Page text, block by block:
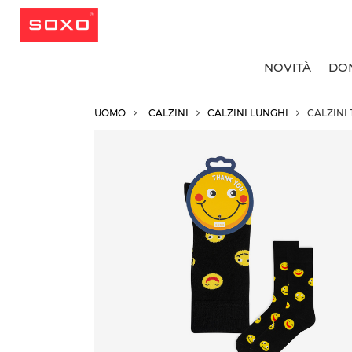
NOVITÀ
UOMO CALZINI CALZINI LUNGHI CALZINI